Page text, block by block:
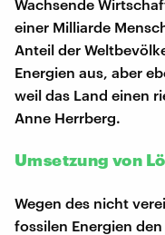
Wachsende
einer Milliarde
Anteil der
Energien aus, aber
weil das Land einen
Anne Herrberg.
Umsetzung von
Wegen des nicht
fossilen Energien